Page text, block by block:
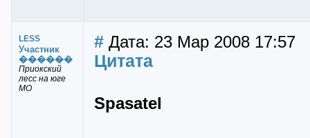
LESS
Участник
������
Приокский
лесс на юге
МО
# Дата: 23 Мар 2008 17:57
Цитата
Spasatel